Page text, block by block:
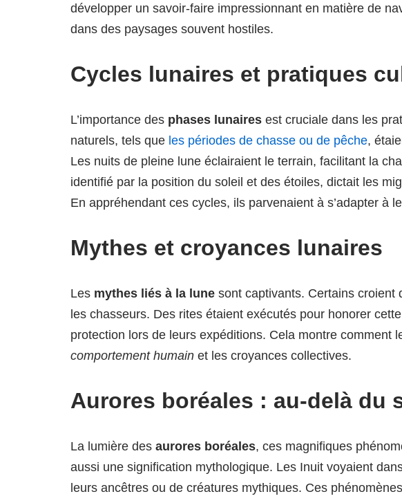
développer un savoir-faire impressionnant en matière de
dans des paysages souvent hostiles.
Cycles lunaires et pratiques
L’importance des phases lunaires est cruciale dans les
naturels, tels que les périodes de chasse ou de pêche,
Les nuits de pleine lune éclairaient le terrain, facilitant la
identifié par la position du soleil et des étoiles, dictait les
En appréhendant ces cycles, ils parvenaient à s’adapter à
Mythes et croyances lunaires
Les mythes liés à la lune sont captivants. Certains croient
les chasseurs. Des rites étaient exécutés pour honorer
protection lors de leurs expéditions. Cela montre comment
comportement humain et les croyances collectives.
Aurores boréales : au-delà du
La lumière des aurores boréales, ces magnifiques
aussi une signification mythologique. Les Inuit voyaient
leurs ancêtres ou de créatures mythiques. Ces